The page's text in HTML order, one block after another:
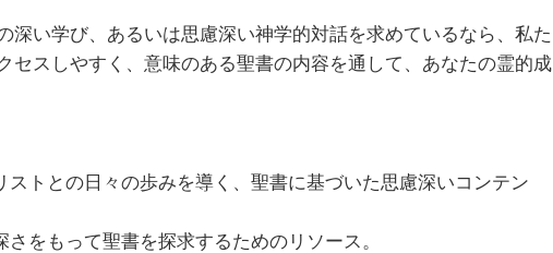
深い学び、あるいは思慮深い神学的対話を求めているなら、私た
セスしやすく、意味のある聖書の内容を通して、あなたの霊的成
ストとの日々の歩みを導く、聖書に基づいた思慮深いコンテン
をもって聖書を探求するためのリソース。